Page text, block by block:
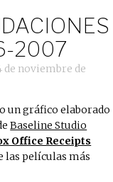
2007
de noviembre de
un gráfico elaborado
Baseline Studio
Office Receipts
las películas más